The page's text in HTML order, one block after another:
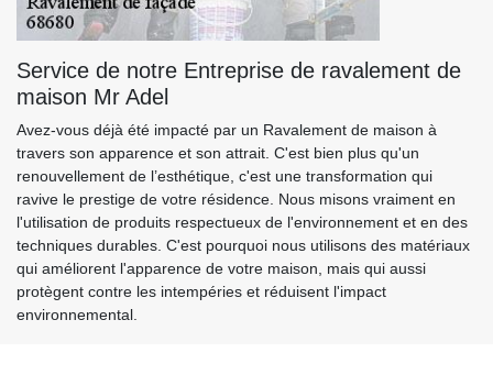
Service de notre Entreprise de ravalement de
maison Mr Adel
Avez-vous déjà été impacté par un Ravalement de maison à
travers son apparence et son attrait. C'est bien plus qu'un
renouvellement de l’esthétique, c'est une transformation qui
ravive le prestige de votre résidence. Nous misons vraiment en
l'utilisation de produits respectueux de l'environnement et en des
techniques durables. C'est pourquoi nous utilisons des matériaux
qui améliorent l'apparence de votre maison, mais qui aussi
protègent contre les intempéries et réduisent l'impact
environnemental.